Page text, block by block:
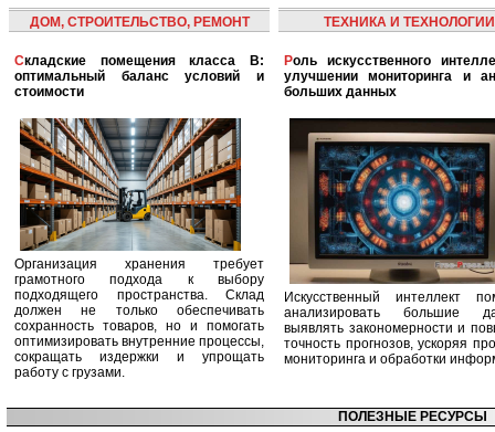
ДОМ, СТРОИТЕЛЬСТВО, РЕМОНТ
Складские помещения класса B:
оптимальный баланс условий и
стоимости
Организация хранения требует
грамотного подхода к выбору
подходящего пространства. Склад
должен не только обеспечивать
сохранность товаров, но и помогать
оптимизировать внутренние процессы,
сокращать издержки и упрощать
работу с грузами.
ТЕХНИКА И ТЕХНОЛОГИИ
Роль искусственного интеллекта в
улучшении мониторинга и
больших данных
Искусственный интеллект
анализировать большие
выявлять закономерности и
точность прогнозов, ускоряя
мониторинга и обработки
ПОЛЕЗНЫЕ РЕСУРСЫ